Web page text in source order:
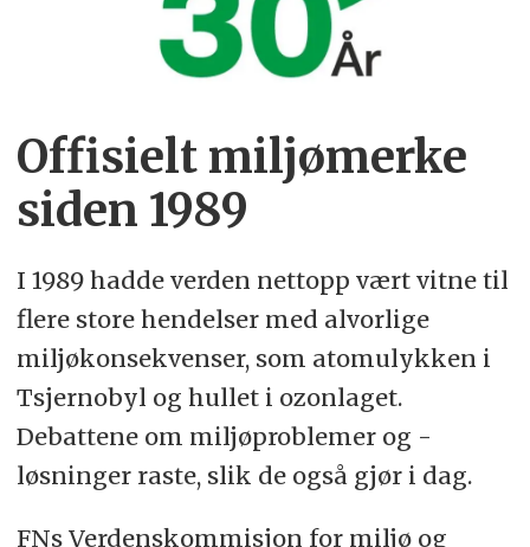
Offisielt miljømerke
siden 1989
I 1989 hadde verden nettopp vært vitne til
flere store hendelser med alvorlige
miljøkonsekvenser, som atomulykken i
Tsjernobyl og hullet i ozonlaget.
Debattene om miljøproblemer og -
løsninger raste, slik de også gjør i dag.
FNs Verdenskommisjon for miljø og